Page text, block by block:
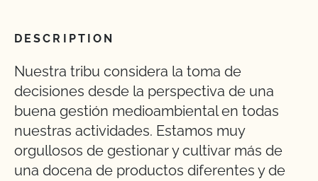
DESCRIPTION
Nuestra tribu considera la toma de
decisiones desde la perspectiva de una
buena gestión medioambiental en todas
nuestras actividades. Estamos muy
orgullosos de gestionar y cultivar más de
una docena de productos diferentes y de